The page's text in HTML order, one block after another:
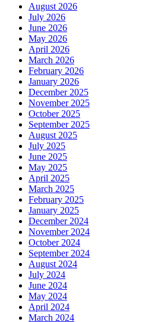
August 2026
July 2026
June 2026
May 2026
April 2026
March 2026
February 2026
January 2026
December 2025
November 2025
October 2025
September 2025
August 2025
July 2025
June 2025
May 2025
April 2025
March 2025
February 2025
January 2025
December 2024
November 2024
October 2024
September 2024
August 2024
July 2024
June 2024
May 2024
April 2024
March 2024